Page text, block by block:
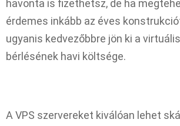
havonta is fizethetsz, de ha
érdemes inkább az éves
ugyanis kedvezőbbre jön ki a
bérlésének havi költsége.
A VPS szervereket kiválóan lehet